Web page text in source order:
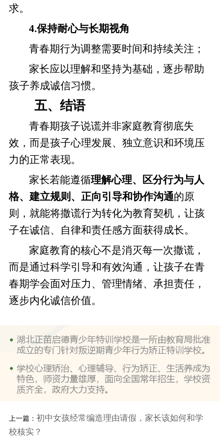
求。
4.保持耐心与长期视角
青春期行为调整需要时间和持续关注；
家长应以理解和坚持为基础，逐步帮助
孩子养成诚信习惯。
五、结语
青春期孩子说谎并非家庭教育彻底失
效，而是孩子心理发展、独立意识和环境压
力的正常表现。
家长若能遵循理解心理、区分行为与人
格、建立规则、正向引导和协作沟通的原
则，就能将撒谎行为转化为教育契机，让孩
子在诚信、自律和责任感方面获得成长。
家庭教育的核心不是消灭每一次撒谎，
而是通过科学引导和有效沟通，让孩子在青
春期学会面对压力、管理情绪、承担责任，
逐步内化诚信价值。
上一篇： 初中女孩经常编造理由请假，家长该如何和学
校核实？